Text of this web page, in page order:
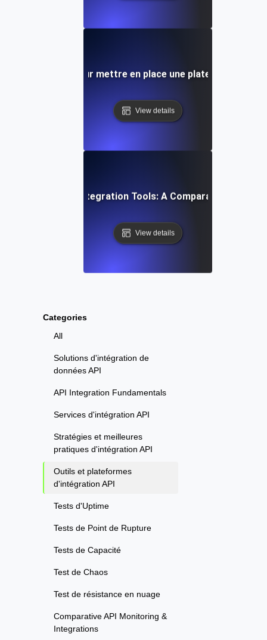
Categories
All
Solutions d'intégration de
données API
API Integration Fundamentals
Services d'intégration API
Stratégies et meilleures
pratiques d'intégration API
Outils et plateformes
d'intégration API
Tests d'Uptime
Tests de Point de Rupture
Tests de Capacité
Test de Chaos
Test de résistance en nuage
Comparative API Monitoring &
Integrations
par étape pour mettre en place une plateforme
View details
Top API Integration Tools: A Comparative Guide
View details